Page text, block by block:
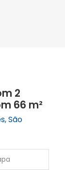
2
66 m²
São